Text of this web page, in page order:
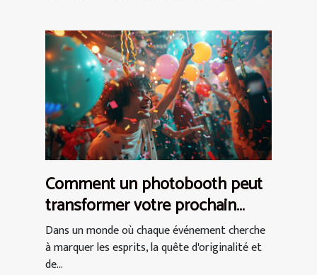
Comment un photobooth peut
transformer votre prochain
événement en expérience
inoubliable
Dans un monde où chaque événement cherche
à marquer les esprits, la quête d'originalité et
de...